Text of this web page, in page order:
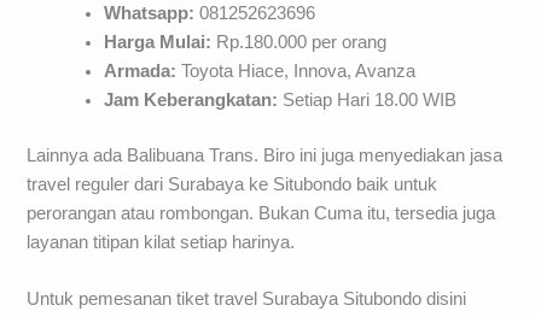
Whatsapp: 081252623696
Harga Mulai: Rp.180.000 per orang
Armada: Toyota Hiace, Innova, Avanza
Jam Keberangkatan: Setiap Hari 18.00 WIB
Lainnya ada Balibuana Trans. Biro ini juga menyediakan jasa
travel reguler dari Surabaya ke Situbondo baik untuk
perorangan atau rombongan. Bukan Cuma itu, tersedia juga
layanan titipan kilat setiap harinya.
Untuk pemesanan tiket travel Surabaya Situbondo disini